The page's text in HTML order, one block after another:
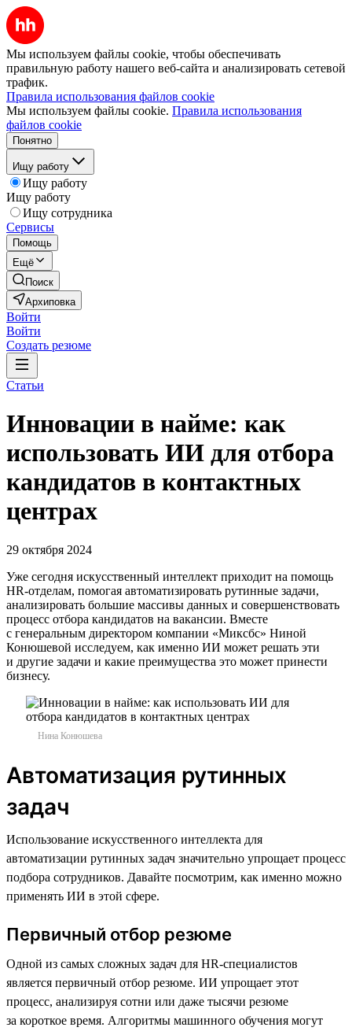
Мы используем файлы cookie, чтобы обеспечивать
правильную работу нашего веб-сайта и анализировать сетевой
трафик.
Правила использования файлов cookie
Мы используем файлы cookie. Правила использования
файлов cookie
Понятно
Ищу работу
Ищу работу
Ищу работу
Ищу сотрудника
Сервисы
Помощь
Ещё
Поиск
Архиповка
Войти
Войти
Создать резюме
Статьи
Инновации в найме: как
использовать ИИ для отбора
кандидатов в контактных
центрах
29 октября 2024
Уже сегодня искусственный интеллект приходит на помощь
HR-отделам, помогая автоматизировать рутинные задачи,
анализировать большие массивы данных и совершенствовать
процесс отбора кандидатов на вакансии. Вместе
с генеральным директором компании «Миксбс» Ниной
Конюшевой исследуем, как именно ИИ может решать эти
и другие задачи и какие преимущества это может принести
бизнесу.
Нина Конюшева
Автоматизация рутинных
задач
Использование искусственного интеллекта для
автоматизации рутинных задач значительно упрощает процесс
подбора сотрудников. Давайте посмотрим, как именно можно
применять ИИ в этой сфере.
Первичный отбор резюме
Одной из самых сложных задач для HR-специалистов
является первичный отбор резюме. ИИ упрощает этот
процесс, анализируя сотни или даже тысячи резюме
за короткое время. Алгоритмы машинного обучения могут